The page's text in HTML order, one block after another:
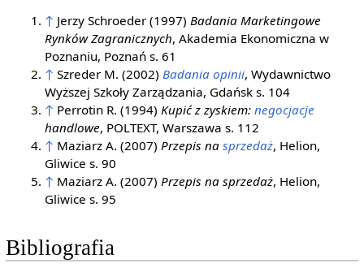
↑ Jerzy Schroeder (1997) Badania Marketingowe
Rynków Zagranicznych, Akademia Ekonomiczna w
Poznaniu, Poznań s. 61
↑ Szreder M. (2002) Badania opinii, Wydawnictwo
Wyższej Szkoły Zarządzania, Gdańsk s. 104
↑ Perrotin R. (1994) Kupić z zyskiem:negocjacje
handlowe, POLTEXT, Warszawa s. 112
↑ Maziarz A. (2007) Przepis nasprzedaż, Helion,
Gliwice s. 90
↑ Maziarz A. (2007) Przepis na sprzedaż, Helion,
Gliwice s. 95
Bibliografia